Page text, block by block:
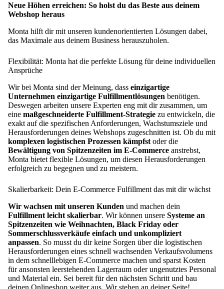
Neue Höhen erreichen: So holst du das Beste aus deinem
Webshop heraus
Monta hilft dir mit unseren kundenorientierten Lösungen dabei,
das Maximale aus deinem Business herauszuholen.
Flexibilität: Monta hat die perfekte Lösung für deine individuellen
Ansprüche
Wir bei Monta sind der Meinung, dass einzigartige
Unternehmen einzigartige Fulfillmentlösungen benötigen.
Deswegen arbeiten unsere Experten eng mit dir zusammen, um
eine maßgeschneiderte Fulfillment-Strategie zu entwickeln, die
exakt auf die spezifischen Anforderungen, Wachstumsziele und
Herausforderungen deines Webshops zugeschnitten ist. Ob du mit
komplexen logistischen Prozessen kämpfst oder die
Bewältigung von Spitzenzeiten im E-Commerce anstrebst,
Monta bietet flexible Lösungen, um diesen Herausforderungen
erfolgreich zu begegnen und zu meistern.
Skalierbarkeit: Dein E-Commerce Fulfillment das mit dir wächst
Wir wachsen mit unseren Kunden und machen dein
Fulfillment leicht skalierbar. Wir können unsere Systeme an
Spitzenzeiten wie Weihnachten, Black Friday oder
Sommerschlussverkäufe einfach und unkompliziert
anpassen. So musst du dir keine Sorgen über die logistischen
Herausforderungen eines schnell wachsenden Verkaufsvolumens
in dem schnelllebigen E-Commerce machen und sparst Kosten
für ansonsten leerstehenden Lagerraum oder ungenutztes Personal
und Material ein. Sei bereit für den nächsten Schritt und bau
deinen Onlineshop weiter aus. Wir stehen an deiner Seite!